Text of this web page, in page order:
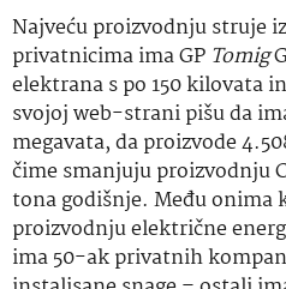
Najveću proizvodnju struje
privatnicima ima GP Tomig
elektrana s po 150 kilovata
svojoj web-strani pišu da
megavata, da proizvode
čime smanjuju proizvodnju
tona godišnje. Među onima
proizvodnju električne
ima 50-ak privatnih